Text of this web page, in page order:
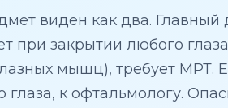
виден как два.
при закрытии любого
мышц), требует МРТ.
к офтальмологу.